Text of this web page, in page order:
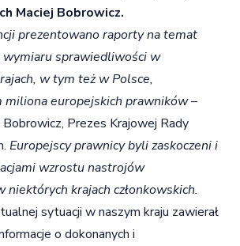
Maciej Bobrowicz.
prezentowano raporty na temat
sprawiedliwości w
w tym też w Polsce,
miliona europejskich prawników–
Bobrowicz, Prezes Krajowej Rady
Europejscy prawnicy byli zaskoczeni i
wzrostu nastrojów
niektórych krajach członkowskich.
sytuacji w naszym kraju zawierał
o dokonanych i